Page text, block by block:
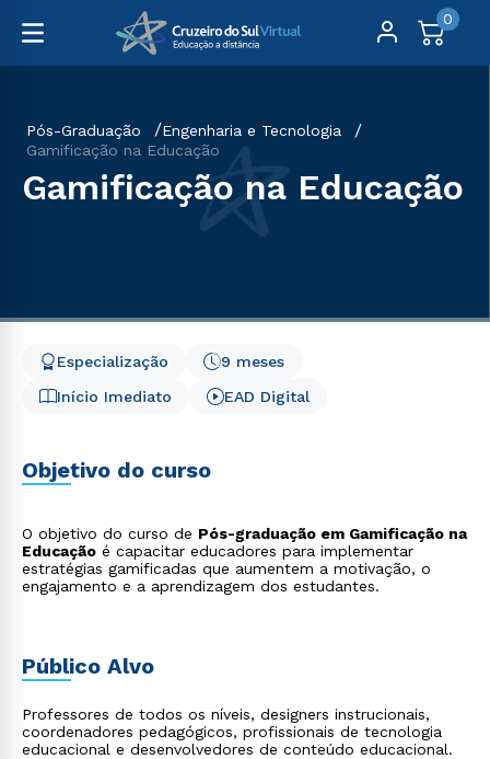
0
Pós-Graduação
Engenharia e Tecnologia
Gamificação na Educação
Gamificação na Educação
Início Imediato
9 meses
Especialização
EAD Digital
Objetivo do curso
O objetivo do curso de Pós-graduação em Gamificação na
Educação é capacitar educadores para implementar
estratégias gamificadas que aumentem a motivação, o
engajamento e a aprendizagem dos estudantes.
Público Alvo
Professores de todos os níveis, designers instrucionais,
coordenadores pedagógicos, profissionais de tecnologia
educacional e desenvolvedores de conteúdo educacional.